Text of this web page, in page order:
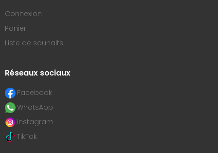
Connexion
Panier
Liste de souhaits
Réseaux sociaux
Facebook
WhatsApp
Instagram
TikTok